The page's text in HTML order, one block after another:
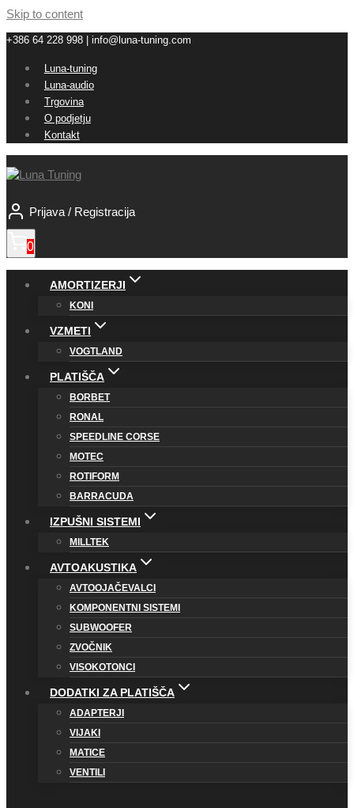
Skip to content
+386 64 228 998 | info@luna-tuning.com
Luna-tuning
Luna-audio
Trgovina
O podjetju
Kontakt
Prijava / Registracija
0
AMORTIZERJI
KONI
VZMETI
VOGTLAND
PLATIŠČA
BORBET
RONAL
SPEEDLINE CORSE
MOTEC
ROTIFORM
BARRACUDA
IZPUŠNI SISTEMI
MILLTEK
AVTOAKUSTIKA
AVTOOJAČEVALCI
KOMPONENTNI SISTEMI
SUBWOOFER
ZVOČNIK
VISOKOTONCI
DODATKI ZA PLATIŠČA
ADAPTERJI
VIJAKI
MATICE
VENTILI